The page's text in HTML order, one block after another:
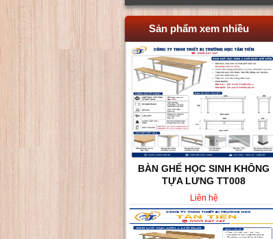
Sản phẩm xem nhiều
BÀN GHẾ HỌC SINH KHÔNG
TỰA LƯNG TT008
Liên hệ